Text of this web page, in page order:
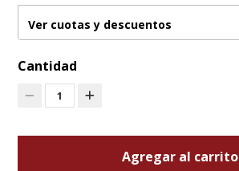
Ver cuotas y descuentos
Cantidad
1
Agregar al carrito